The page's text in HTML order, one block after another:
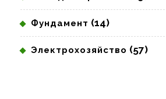
Фундамент (14)
Электрохозяйство (57)